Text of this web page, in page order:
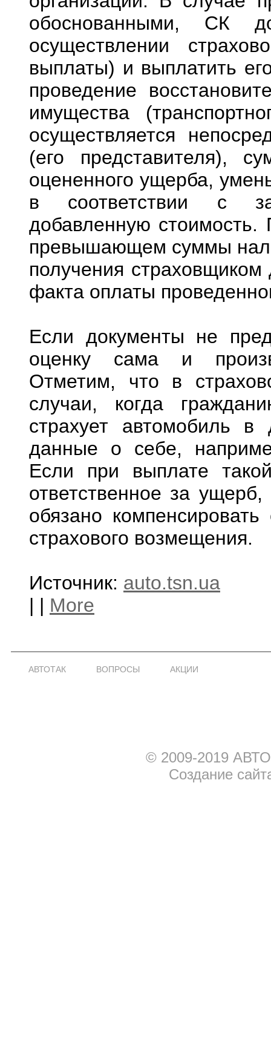
обоснованными, СК
осуществлении
выплаты) и выплатить
проведение
имущества
осуществляется
(его представителя),
оцененного ущерба,
в соответствии с
добавленную
превышающем суммы
получения страховщиком
факта оплаты
Если документы не
оценку сама и
Отметим, что в
случаи, когда
страхует автомобиль в
данные о себе,
Если при выплате
ответственное за
обязано
страхового возмещения.
Источник: auto.tsn.ua
| | More
АВТОТАК ВОПРОСЫ АКЦИИ
© 2009-2019
Создание